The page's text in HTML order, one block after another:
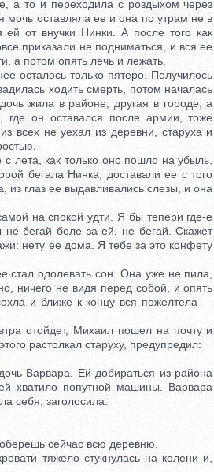
а то и переходила с роздыхом через
мочь оставляла ее и она по утрам не в
от внучки Нинки. А после того как
приказали не подниматься, и вся ее
а потом опять лечь и лежать.
осталось только пятеро. Получилось
ходить смерть, потом началась
жила в районе, другая в городе, а
он оставался после армии, тоже
всех не уехал из деревни, старуха и
лета, как только оно пошло на убыль,
бегала Нинка, доставали ее с того
из глаз ее выдавливались слезы, и она
на спокой удти. Я бы тепери где-е
бегай боле за ей, не бегай. Скажет
нету ее дома. Я тебе за это конфету
стал одолевать сон. Она уже не пила,
ничего не видя перед собой, и опять
и ближе к концу вся пожелтела —
отойдет, Михаил пошел на почту и
растолкал старуху, предупредил:
Варвара. Ей добираться из района
хватило попутной машины. Варвара
себя, заголосила:
сейчас всю деревню.
тяжело стукнулась на колени и,